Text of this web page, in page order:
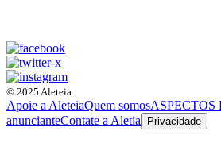
© 2025 Aleteia
Apoie a AleteiaQuem somosASPECTOS
anuncianteContate a Aletia Privacidade